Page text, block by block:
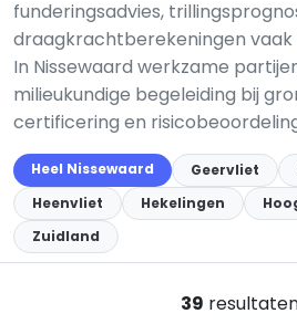
funderingsadvies,
draagkrachtberekeningen vaak
In Nissewaard werkzame
milieukundige begeleiding bij
certificering en
Heel Nissewaard Geervliet
Heenvliet
Hekelingen
Zuidland
39